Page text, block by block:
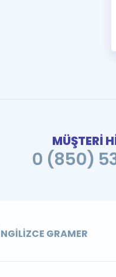
MÜŞTERİ
0 (850)
GRAMER